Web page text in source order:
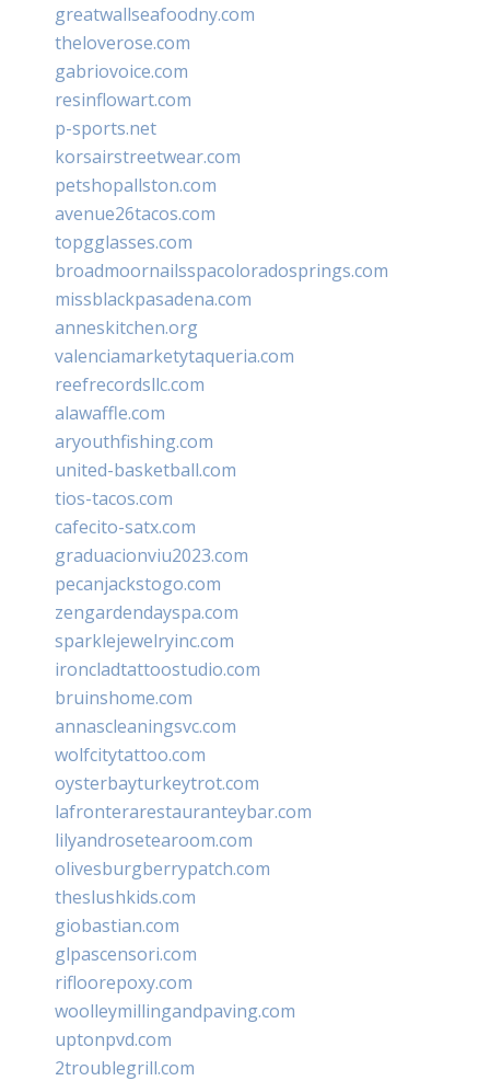
greatwallseafoodny.com
theloverose.com
gabriovoice.com
resinflowart.com
p-sports.net
korsairstreetwear.com
petshopallston.com
avenue26tacos.com
topgglasses.com
broadmoornailsspacoloradosprings.com
missblackpasadena.com
anneskitchen.org
valenciamarketytaqueria.com
reefrecordsllc.com
alawaffle.com
aryouthfishing.com
united-basketball.com
tios-tacos.com
cafecito-satx.com
graduacionviu2023.com
pecanjackstogo.com
zengardendayspa.com
sparklejewelryinc.com
ironcladtattoostudio.com
bruinshome.com
annascleaningsvc.com
wolfcitytattoo.com
oysterbayturkeytrot.com
lafronterarestauranteybar.com
lilyandrosetearoom.com
olivesburgberrypatch.com
theslushkids.com
giobastian.com
glpascensori.com
rifloorepoxy.com
woolleymillingandpaving.com
uptonpvd.com
2troublegrill.com